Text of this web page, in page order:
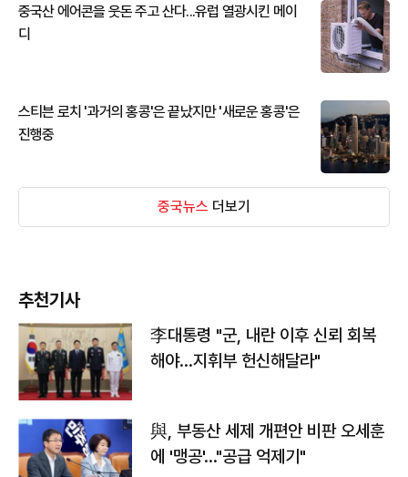
중국산 에어콘을 웃돈 주고 산다...유럽 열광시킨 메이
디
스티븐 로치 '과거의 홍콩'은 끝났지만 '새로운 홍콩'은
진행중
중국뉴스 더보기
추천기사
李대통령 "군, 내란 이후 신뢰 회복
해야…지휘부 헌신해달라"
與, 부동산 세제 개편안 비판 오세훈
에 '맹공'…"공급 억제기"